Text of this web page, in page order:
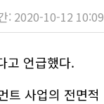
: 2020-10-12 10:09
고 언급했다.
트 사업의 전면적